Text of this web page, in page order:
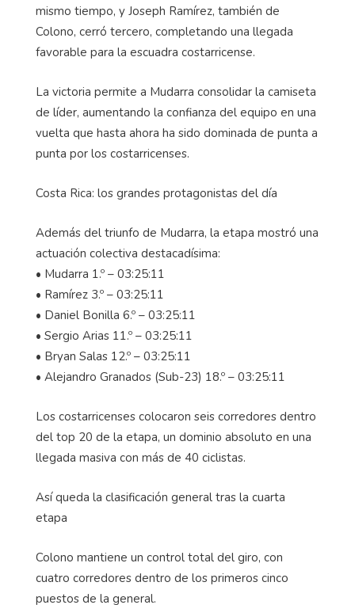
mismo tiempo, y Joseph Ramírez, también de
Colono, cerró tercero, completando una llegada
favorable para la escuadra costarricense.
La victoria permite a Mudarra consolidar la camiseta
de líder, aumentando la confianza del equipo en una
vuelta que hasta ahora ha sido dominada de punta a
punta por los costarricenses.
Costa Rica: los grandes protagonistas del día
Además del triunfo de Mudarra, la etapa mostró una
actuación colectiva destacadísima:
• Mudarra 1.º – 03:25:11
• Ramírez 3.º – 03:25:11
• Daniel Bonilla 6.º – 03:25:11
• Sergio Arias 11.º – 03:25:11
• Bryan Salas 12.º – 03:25:11
• Alejandro Granados (Sub-23) 18.º – 03:25:11
Los costarricenses colocaron seis corredores dentro
del top 20 de la etapa, un dominio absoluto en una
llegada masiva con más de 40 ciclistas.
Así queda la clasificación general tras la cuarta
etapa
Colono mantiene un control total del giro, con
cuatro corredores dentro de los primeros cinco
puestos de la general.